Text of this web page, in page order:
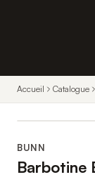
Accueil Catalogue
BUNN
Barbotine